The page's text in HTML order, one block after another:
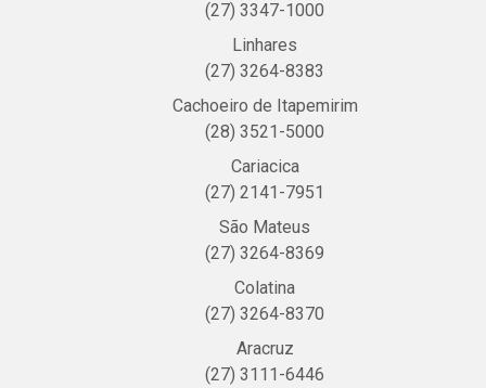
(27) 3347-1000
Linhares
(27) 3264-8383
Cachoeiro de Itapemirim
(28) 3521-5000
Cariacica
(27) 2141-7951
São Mateus
(27) 3264-8369
Colatina
(27) 3264-8370
Aracruz
(27) 3111-6446